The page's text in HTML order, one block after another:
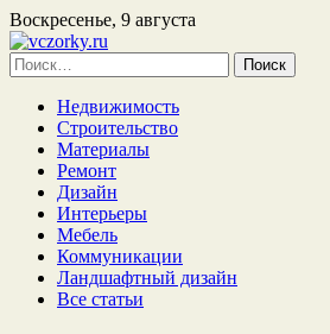
Воскресенье, 9 августа
Найти:
Недвижимость
Строительство
Материалы
Ремонт
Дизайн
Интерьеры
Мебель
Коммуникации
Ландшафтный дизайн
Все статьи